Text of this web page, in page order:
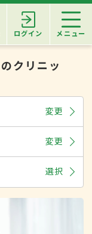
ログイン メニュー
のクリニッ
変更
変更
選択